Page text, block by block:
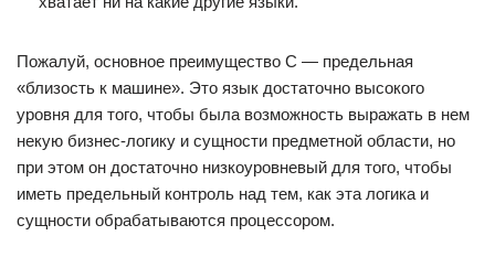
Пожалуй, основное преимущество C — предельная
«близость к машине». Это язык достаточно высокого
уровня для того, чтобы была возможность выражать в нем
некую бизнес-логику и сущности предметной области, но
при этом он достаточно низкоуровневый для того, чтобы
иметь предельный контроль над тем, как эта логика и
сущности обрабатываются процессором.